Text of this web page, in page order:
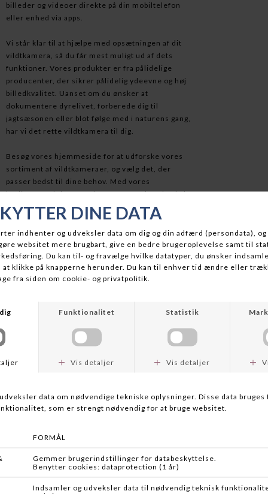
billeder og videoer direkte på din mobiltelefon
eller enhed via apps.
Vi står klar til at hjælpe med opsætningen af dit
vildtkamera, så du får mest muligt ud af dets
funktioner. Vores produkter er fra pålidelige
producenter, der sikrer pålidelig ydeevne og høj
billedkvalitet. Uanset om du ønsker at
dokumentere dyrelivet, forberede dig til
jagtsæsonen eller blot følge med i naturens gang,
har vi det rette vildtkamera til dig.
Besøg vores hjemmeside for at udforske vores
sortiment af vildtkameraer, og vælg det, der
passer bedst til dine behov. Med vores
kvalitetsprodukter og ekstra support kan du skabe
en tættere forbindelse til naturen og fange de
mest mindeværdige øjeblikke med lethed.
HIKMICRO
VILDTKAMERA T16 2PACK
HUNTERS CHOICE